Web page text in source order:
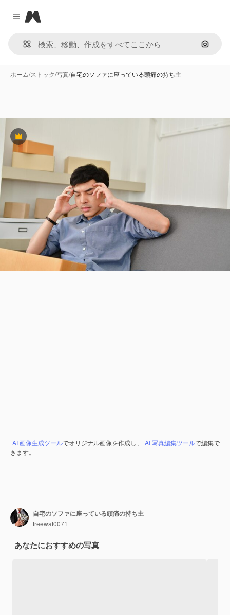
Close menu
Magnific
画像で
ホーム/ストック/写真/自宅のソファに座っている頭痛の持ち主
Premium
AI 画像生成ツールでオリジナル画像を作成し、 AI 写真編集ツールで編集で
きます。
自宅のソファに座っている頭痛の持ち主
treewat0071
あなたにおすすめの写真